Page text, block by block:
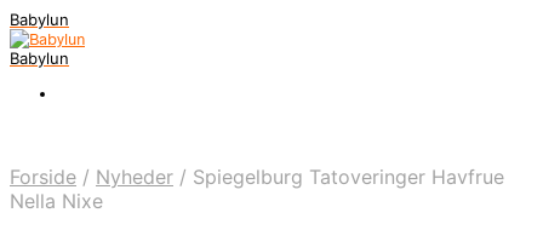
Babylun
Babylun
Forside / Nyheder / Spiegelburg Tatoveringer Havfrue
Nella Nixe